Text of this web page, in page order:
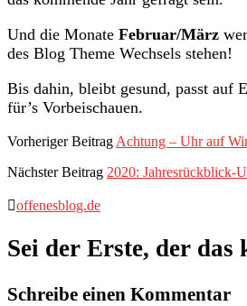
Und die Monate Februar/März
des Blog Theme Wechsels stehen!
Bis dahin, bleibt gesund, passt auf
für’s Vorbeischauen.
Vorheriger Beitrag Achtung – Uhr auf
Nächster Beitrag 2020: Jahresrückblick-
offenesblog.de
Sei der Erste, der das
Schreibe einen Kommentar